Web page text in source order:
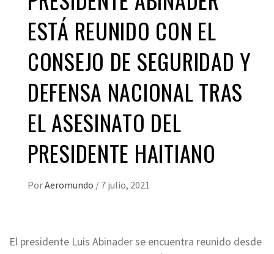
ESTÁ REUNIDO CON EL
CONSEJO DE SEGURIDAD Y
DEFENSA NACIONAL TRAS
EL ASESINATO DEL
PRESIDENTE HAITIANO
PorAeromundo / 7 julio, 2021
El presidente Luis Abinader se encuentra reunido desde